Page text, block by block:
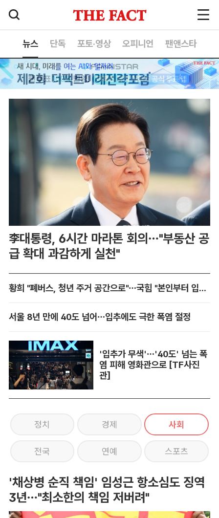
뉴스 단독 포토·영상 오피니언 팬앤스타
李대통령, 6시간 마라톤 회의…"부동산 공
급 확대 과감하게 실천"
황희 "폐버스, 청년 주거 공간으로"…국힘 "본인부터 입주하라"
서울 8년 만에 40도 넘어…입추에도 극한 폭염 절정
'입추가 무색'…'40도' 넘는 폭
염 피해 영화관으로 [TF사진
관]
정치 경제 사회
전국 연예 스포츠
'채상병 순직 책임' 임성근 항소심도 징역
3년…"최소한의 책임 저버려"